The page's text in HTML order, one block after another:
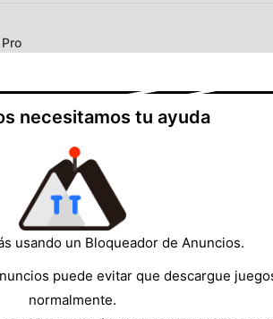
necesitamos tu ayuda
usando un Bloqueador de Anuncios.
puede evitar que descargue
normalmente.